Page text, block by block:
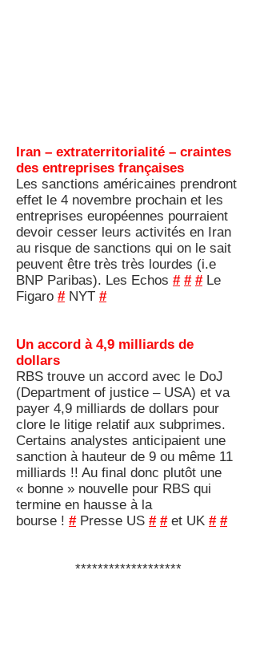
Iran – extraterritorialité – craintes
des entreprises françaises
Les sanctions américaines prendront
effet le 4 novembre prochain et les
entreprises européennes pourraient
devoir cesser leurs activités en Iran
au risque de sanctions qui on le sait
peuvent être très très lourdes (i.e
BNP Paribas). Les Echos # # # Le
Figaro #NYT #
Un accord à 4,9 milliards de
dollars
RBS trouve un accord avec le DoJ
(Department of justice – USA) et va
payer 4,9 milliards de dollars pour
clore le litige relatif aux subprimes.
Certains analystes anticipaient une
sanction à hauteur de 9 ou même 11
milliards !! Au final donc plutôt une
« bonne » nouvelle pour RBS qui
termine en hausse à la
bourse ! #Presse US # # et UK # #
*******************